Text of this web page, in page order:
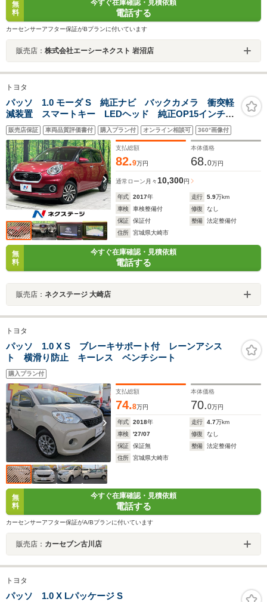
無
料
今すぐ在庫確認・見積依頼
電話する
カーセンサーアフター保証がBプランに付いています
販売店： 株式会社エーシーネクスト 岩沼店
トヨタ
パッソ 1.0 モーダ S 純正ナビ バックカメラ 衝突軽
減装置 スマートキー LEDヘッド 純正OP15インチア
ルミ ETC オートエアコン アイドリングストップ
Bluetooth再生 電動格納ミラー
販売店保証 車両品質評価書付 購入プラン付 オンライン相談可 360°画像付
支払総額
82.9万円
本体価格
68.0万円
通常ローン 月々10,300円
年式 2017年 走行 5.9万km
車検
車検整備付 修復
なし
保証
保証付 整備
法定整備付
住所
宮城県大崎市
無
料
今すぐ在庫確認・見積依頼
電話する
販売店： ネクステージ 大崎店
トヨタ
パッソ 1.0 X S ブレーキサポート付 レーンアシス
ト 横滑り防止 キーレス ベンチシート
購入プラン付
支払総額
74.8万円
本体価格
70.0万円
年式 2018年 走行 4.7万km
車検
'27/07 修復
なし
保証
保証無 整備
法定整備付
住所
宮城県大崎市
無
料
今すぐ在庫確認・見積依頼
電話する
カーセンサーアフター保証がA/Bプランに付いています
販売店： カーセブン古川店
トヨタ
パッソ 1.0 X Lパッケージ S